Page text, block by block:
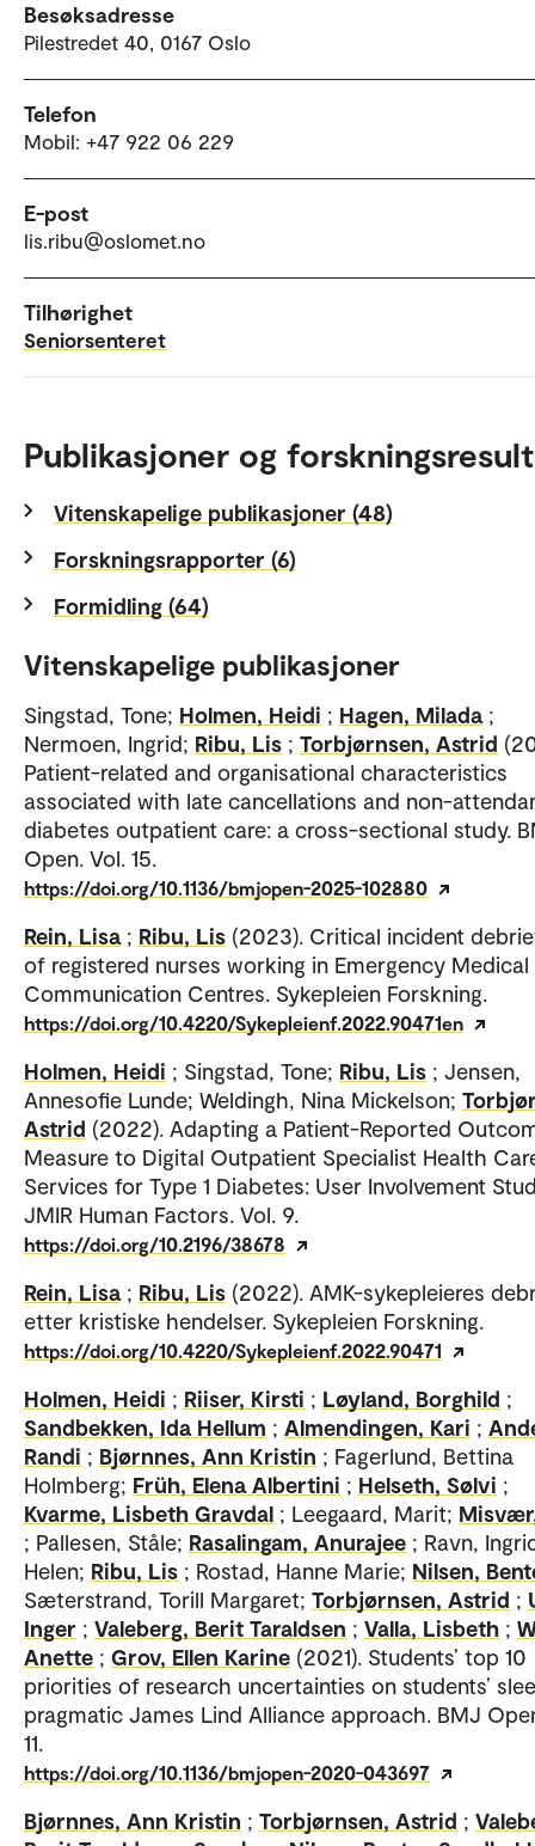
Besøksadresse
Pilestredet 40, 0167 Oslo
Telefon
Mobil: +47 922 06 229
E-post
lis.ribu@oslomet.no
Tilhørighet
Seniorsenteret
Publikasjoner og
Vitenskapelige publikasjoner (48)
Forskningsrapporter (6)
Formidling (64)
Vitenskapelige publikasjoner
Singstad, Tone; Holmen, Heidi ; Hagen, Milada ;
Nermoen, Ingrid; Ribu, Lis ; Torbjørnsen, Astrid
Patient-related and organisational characteristics
associated with late cancellations and non-
diabetes outpatient care: a cross-sectional study.
Open. Vol. 15.
https://doi.org/10.1136/bmjopen-2025-102880
Rein, Lisa ; Ribu, Lis (2023). Critical incident
of registered nurses working in Emergency Medical
Communication Centres. Sykepleien Forskning.
https://doi.org/10.4220/Sykepleienf.2022.90471en
Holmen, Heidi ; Singstad, Tone; Ribu, Lis ; Jensen,
Annesofie Lunde; Weldingh, Nina Mickelson;
Astrid (2022). Adapting a Patient-Reported
Measure to Digital Outpatient Specialist Health
Services for Type 1 Diabetes: User Involvement
JMIR Human Factors. Vol. 9.
https://doi.org/10.2196/38678
Rein, Lisa ; Ribu, Lis (2022). AMK-sykepleieres
etter kristiske hendelser. Sykepleien Forskning.
https://doi.org/10.4220/Sykepleienf.2022.90471
Holmen, Heidi ; Riiser, Kirsti ; Løyland, Borghild ;
Sandbekken, Ida Hellum ; Almendingen, Kari ;
Randi ; Bjørnnes, Ann Kristin ; Fagerlund, Bettina
Holmberg; Früh, Elena Albertini ; Helseth, Sølvi ;
Kvarme, Lisbeth Gravdal ; Leegaard, Marit;
; Pallesen, Ståle; Rasalingam, Anurajee ; Ravn,
Helen; Ribu, Lis ; Rostad, Hanne Marie; Nilsen,
Sæterstrand, Torill Margaret; Torbjørnsen, Astrid ;
Inger ; Valeberg, Berit Taraldsen ; Valla, Lisbeth ;
Anette ; Grov, Ellen Karine (2021). Students’ top 10
priorities of research uncertainties on students’
pragmatic James Lind Alliance approach. BMJ
11.
https://doi.org/10.1136/bmjopen-2020-043697
Bjørnnes, Ann Kristin ; Torbjørnsen, Astrid ;